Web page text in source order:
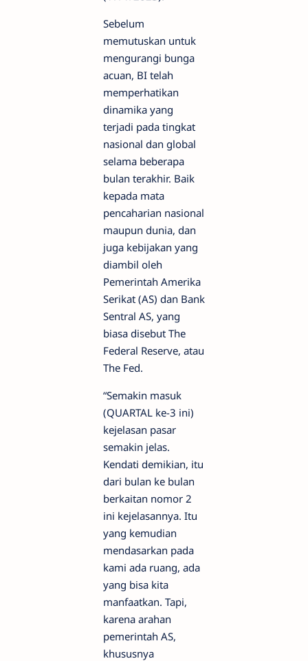
Sebelum
memutuskan untuk
mengurangi bunga
acuan, BI telah
memperhatikan
dinamika yang
terjadi pada tingkat
nasional dan global
selama beberapa
bulan terakhir. Baik
kepada mata
pencaharian nasional
maupun dunia, dan
juga kebijakan yang
diambil oleh
Pemerintah Amerika
Serikat (AS) dan Bank
Sentral AS, yang
biasa disebut The
Federal Reserve, atau
The Fed.
“Semakin masuk
(QUARTAL ke-3 ini)
kejelasan pasar
semakin jelas.
Kendati demikian, itu
dari bulan ke bulan
berkaitan nomor 2
ini kejelasannya. Itu
yang kemudian
mendasarkan pada
kami ada ruang, ada
yang bisa kita
manfaatkan. Tapi,
karena arahan
pemerintah AS,
khususnya